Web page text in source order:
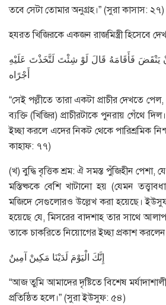
তবে সেটা তোমার অনুগ্রহ।” (সুরা কাসাস: ২৭)
হযরত খিজিরকে একজন রাজমিস্ত্রী হিসেবে
يَنْقَضَ فَأَقَامَهُ قَالَ لَوْ شِئْتَ لَتَّخَذْتَ عَلَيْهِ
أَجْرًاه
“সেই পল্লীতে তারা একটা প্রাচীর দেখতে
ব্যক্তি (খিজির) প্রাচীরটাকে পুনরায় গেঁথে
ইচ্ছা করলে এদের নিকট থেকে পারিশ্রমিক
কাহাফ: ৭৭)
(খ) বুদ্ধি বৃত্তিক শ্রম: ঐ সমস্ত পুঁজিহীন পেশা,
মস্তিষ্ককে বেশি খাটানো হয় (যেমন
মজিদে সেগুলোরও উল্লেখ করা হয়েছে।
হয়েছে যে, মিসরের বাদশাহ তার সাথে
তাকে চাকরিতে নিয়োগের ইচ্ছা প্রকাশ
إِنَّكَ الْيَوْمَ لَدَيْنَا مَكِينْ آمِينٌ
“আজ তুমি আমাদের দৃষ্টিতে বিশেষ
প্রতিষ্ঠিত হলে।” (সুরা ইউসুফ: ৫৪)